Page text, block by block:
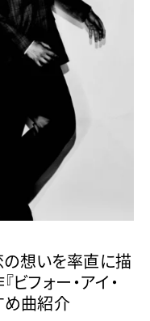
想いを率直に描
ビフォー・アイ・
め曲紹介